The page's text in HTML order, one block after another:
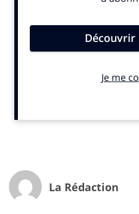
La Rédaction